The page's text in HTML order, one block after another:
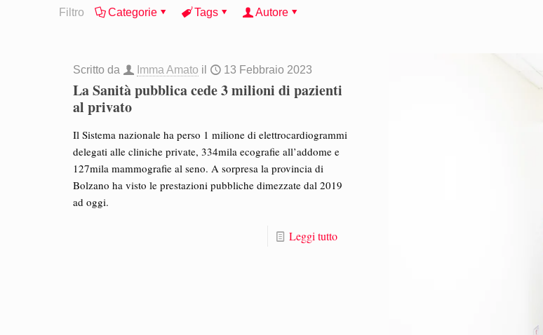
Filtro Categorie Tags Autore
Scritto da Imma Amato il 13 Febbraio 2023
La Sanità pubblica cede 3 milioni di pazienti
al privato
Il Sistema nazionale ha perso 1 milione di elettrocardiogrammi
delegati alle cliniche private, 334mila ecografie all’addome e
127mila mammografie al seno. A sorpresa la provincia di
Bolzano ha visto le prestazioni pubbliche dimezzate dal 2019
ad oggi.
Leggi tutto